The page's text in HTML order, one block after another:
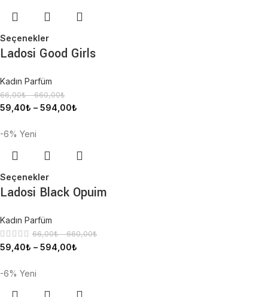
Seçenekler
Ladosi Good Girls
Kadın Parfüm
66,00₺ –660,00₺
59,40₺ – 594,00₺
-6% Yeni
Seçenekler
Ladosi Black Opuim
Kadın Parfüm
66,00₺ –660,00₺
59,40₺ – 594,00₺
-6% Yeni